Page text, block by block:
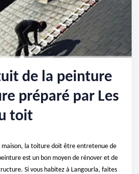
de la peinture
préparé par Les
toit
maison, la toiture doit être entretenue de
est un bon moyen de rénover et de
Si vous habitez à Langourla, faites